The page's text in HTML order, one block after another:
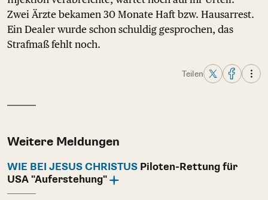
Zwei Ärzte bekamen 30 Monate Haft bzw. Hausarrest.
Ein Dealer wurde schon schuldig gesprochen, das
Strafmaß fehlt noch.
Teilen
Weitere Meldungen
WIE BEI JESUS CHRISTUS Piloten-Rettung für
USA "Auferstehung"